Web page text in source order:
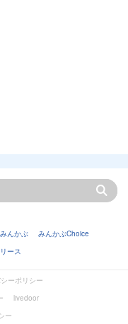
みんかぶ
みんかぶChoice
ース
ーポリシー
livedoor
ー